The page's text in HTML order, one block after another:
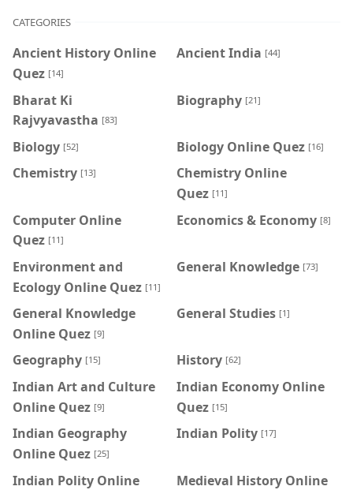
CATEGORIES
Ancient History Online
Quez [14]
Ancient India [44]
Bharat Ki
Rajvyavastha [83]
Biography [21]
Biology [52] Biology Online Quez [16]
Chemistry [13]
Chemistry Online
Quez [11]
Computer Online
Quez [11]
Economics & Economy [8]
Environment and
Ecology Online Quez [11]
General Knowledge [73]
General Knowledge
Online Quez [9]
General Studies [1]
Geography [15] History [62]
Indian Art and Culture
Online Quez [9]
Indian Economy Online
Quez [15]
Indian Geography
Online Quez [25]
Indian Polity [17]
Indian Polity Online
Medieval History Online